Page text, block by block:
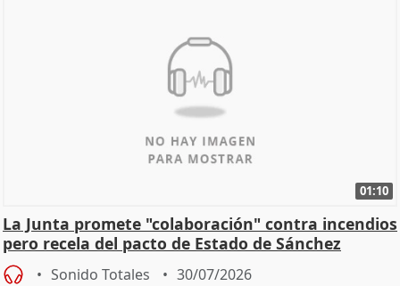
01:10
La Junta promete "colaboración" contra incendios
pero recela del pacto de Estado de Sánchez
Sonido Totales 30/07/2026